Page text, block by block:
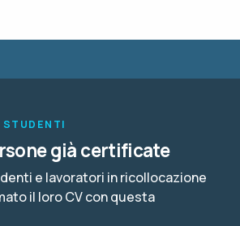
già certificate
e lavoratori in ricollocazione
il loro CV con questa